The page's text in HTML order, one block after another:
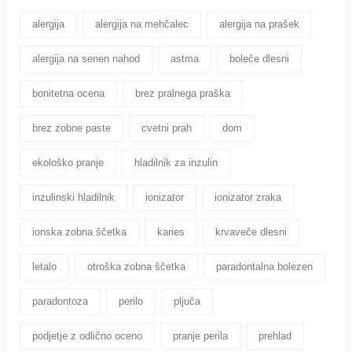
alergija alergija na mehčalec alergija na prašek
alergija na senen nahod astma boleče dlesni
bonitetna ocena brez pralnega praška
brez zobne paste cvetni prah dom
ekološko pranje hladilnik za inzulin
inzulinski hladilnik ionizator ionizator zraka
ionska zobna ščetka karies krvaveče dlesni
letalo otroška zobna ščetka paradontalna bolezen
paradontoza perilo pljuča
podjetje z odlično oceno pranje perila prehlad